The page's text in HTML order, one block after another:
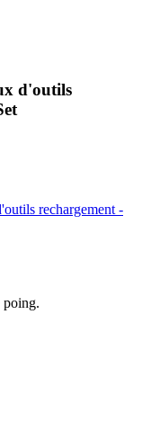
d'outils
rechargement -
poing.